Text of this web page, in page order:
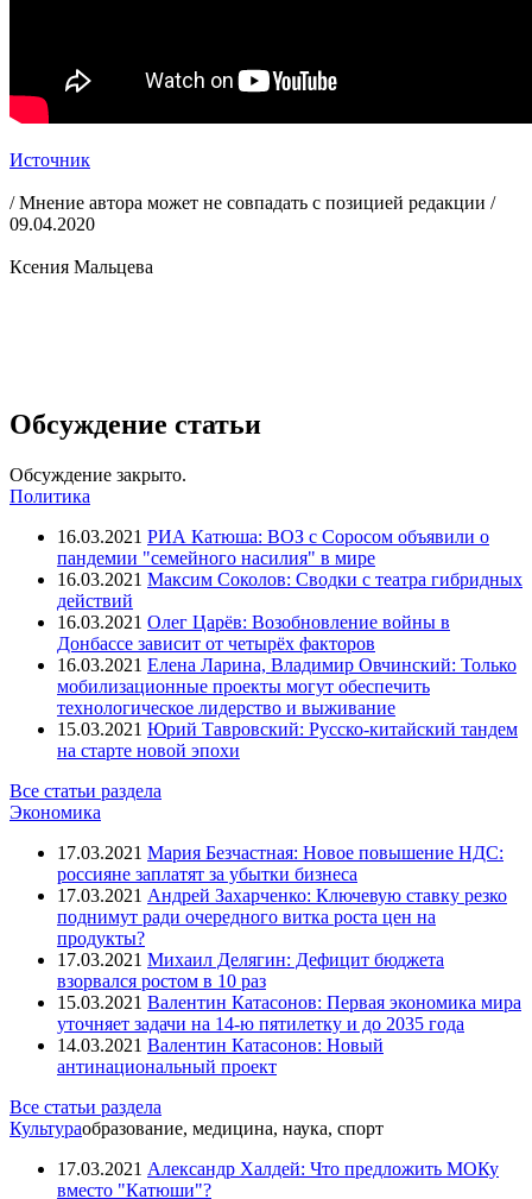
Источник
/ Мнение автора может не совпадать с позицией редакции /
09.04.2020
Ксения Мальцева
Обсуждение статьи
Обсуждение закрыто.
Политика
16.03.2021 РИА Катюша: ВОЗ с Соросом объявили о
пандемии "семейного насилия" в мире
16.03.2021 Максим Соколов: Сводки с театра гибридных
действий
16.03.2021 Олег Царёв: Возобновление войны в
Донбассе зависит от четырёх факторов
16.03.2021 Елена Ларина, Владимир Овчинский: Только
мобилизационные проекты могут обеспечить
технологическое лидерство и выживание
15.03.2021 Юрий Тавровский: Русско-китайский тандем
на старте новой эпохи
Все статьи раздела
Экономика
17.03.2021 Мария Безчастная: Новое повышение НДС:
россияне заплатят за убытки бизнеса
17.03.2021 Андрей Захарченко: Ключевую ставку резко
поднимут ради очередного витка роста цен на
продукты?
17.03.2021 Михаил Делягин: Дефицит бюджета
взорвался ростом в 10 раз
15.03.2021 Валентин Катасонов: Первая экономика мира
уточняет задачи на 14-ю пятилетку и до 2035 года
14.03.2021 Валентин Катасонов: Новый
антинациональный проект
Все статьи раздела
Культураобразование, медицина, наука, спорт
17.03.2021 Александр Халдей: Что предложить МОКу
вместо "Катюши"?